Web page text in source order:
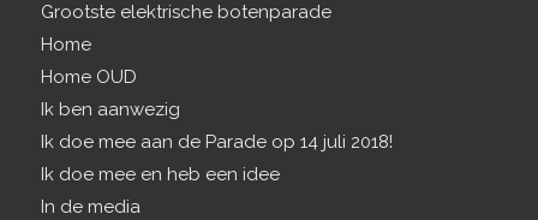
Grootste elektrische botenparade
Home
Home OUD
Ik ben aanwezig
Ik doe mee aan de Parade op 14 juli 2018!
Ik doe mee en heb een idee
In de media